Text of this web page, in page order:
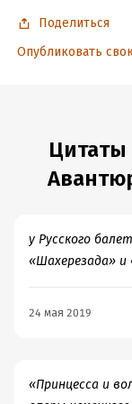
Поделиться
Опубликовать
Цитаты
у Русского
«Шахерезада» и
24 мая 2019
«Принцесса и